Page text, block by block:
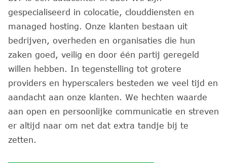
gespecialiseerd in colocatie, clouddiensten en
managed hosting. Onze klanten bestaan uit
bedrijven, overheden en organisaties die hun
zaken goed, veilig en door één partij geregeld
willen hebben. In tegenstelling tot grotere
providers en hyperscalers besteden we veel tijd en
aandacht aan onze klanten. We hechten waarde
aan open en persoonlijke communicatie en streven
er altijd naar om net dat extra tandje bij te
zetten.